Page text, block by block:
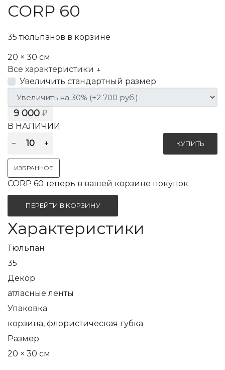
CORP 60
35 тюльпанов в корзине
20 × 30 см
Все характеристики ↓
Увеличить стандартный размер
9 000 ₽
В НАЛИЧИИ
ИЗБРАННОЕ
CORP 60 теперь в вашей корзине покупок
ПЕРЕЙТИ В КОРЗИНУ
Характеристики
Тюльпан
35
Декор
атласные ленты
Упаковка
корзина, флористическая губка
Размер
20 × 30 см